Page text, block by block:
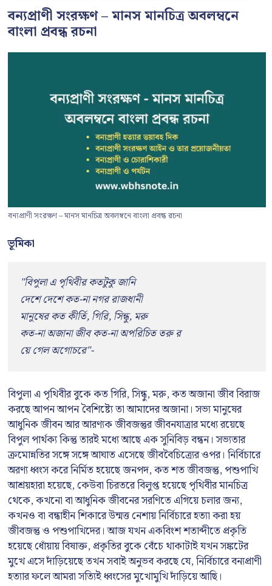
বন্যপ্রাণী সংরক্ষণ – মানস মানচিত্র অবলম্বনে
বাংলা প্রবন্ধ রচনা
বন্যপ্রাণী সংরক্ষণ – মানস মানচিত্র অবলম্বনে বাংলা প্রবন্ধ রচনা
ভূমিকা
"বিপুলা এ পৃথিবীর কতটুকু জানি
দেশে দেশে কত-না নগর রাজধানী
মানুষের কত কীর্তি, গিরি, সিন্ধু, মরু
কত-না অজানা জীব কত-না অপরিচিত তরু র
য়ে গেল অগোচরে"-
বিপুলা এ পৃথিবীর বুকে কত গিরি, সিন্ধু, মরু, কত অজানা জীব বিরাজ
করছে আপন আপন বৈশিষ্ট্যে তা আমাদের অজানা। সভ্য মানুষের
আধুনিক জীবন আর আরণ্যক জীবজন্তুর জীবনযাত্রার মধ্যে রয়েছে
বিপুল পার্থক্য কিন্তু তারই মধ্যে আছে এক সুনিবিড় বন্ধন। সভ্যতার
ক্রমোন্নতির সঙ্গে সঙ্গে আঘাত এসেছে জীববৈচিত্র্যের ওপর। নির্বিচারে
অরণ্য ধ্বংস করে নির্মিত হয়েছে জনপদ, কত শত জীবজন্তু, পশুপাখি
আশ্রয়হারা হয়েছে, কেউবা চিরতরে বিলুপ্ত হয়েছে পৃথিবীর মানচিত্র
থেকে, কখনো বা আধুনিক জীবনের সরণিতে এগিয়ে চলার জন্য,
কখনও বা বন্ধাহীন শিকারে উন্মত্ত নেশায় নির্বিচারে হত্যা করা হয়
জীবজন্তু ও পশুপাখিদের। আজ যখন একবিংশ শতাব্দীতে প্রকৃতি
হয়েছে ধোঁয়ায় বিষাক্ত, প্রকৃতির বুকে বেঁচে থাকাটাই যখন সঙ্কটের
মুখে এসে দাঁড়িয়েছে তখন সবাই অনুভব করছে যে, নির্বিচারে বন্যপ্রাণী
হত্যার ফলে আমরা সত্যিই ধ্বংসের মুখোমুখি দাঁড়িয়ে আছি।